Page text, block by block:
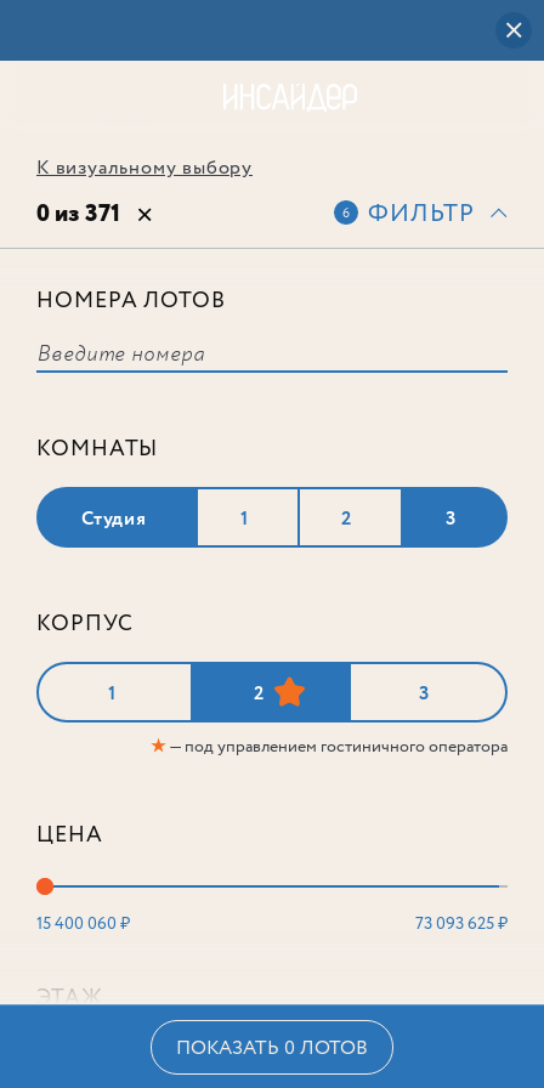
К визуальному выбору
0 из 371 6 ФИЛЬТР
НОМЕРА ЛОТОВ
КОМНАТЫ
Студия 1 2 3
КОРПУС
1 2 3
★— под управлением гостиничного оператора
ЦЕНА
15 400 060 ₽ 73 093 625 ₽
ЭТАЖ
ПОКАЗАТЬ 0 ЛОТОВ
соответствует ни одного лота